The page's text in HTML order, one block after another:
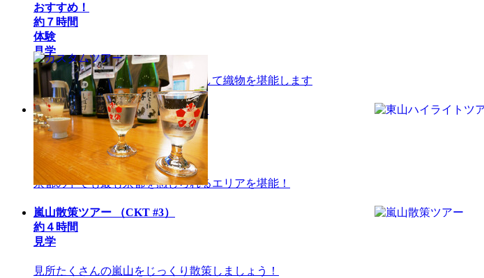
おすすめ！
約７時間
体験
見学
嵐山、西陣で歴史、文化、食事そして織物を堪能します
東山ハイライトツアー（CKT #4）
おすすめ！
約５時間
見学
京都の中でも最も京都を感じられるエリアを堪能！
嵐山散策ツアー
（CKT #3）
約４時間
見学
見所たくさんの嵐山をじっくり散策しましょう！